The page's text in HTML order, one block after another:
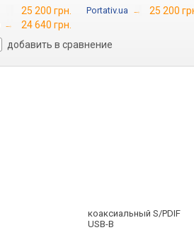
25 200 грн. Portativ.ua → 25 200
→
24 640 грн.
добавить в сравнение
коаксиальный S/PDIF
USB-B